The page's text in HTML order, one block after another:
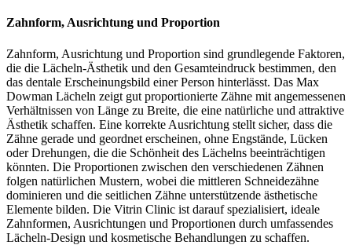
Zahnform, Ausrichtung und Proportion
Zahnform, Ausrichtung und Proportion sind grundlegende Faktoren,
die die Lächeln-Ästhetik und den Gesamteindruck bestimmen, den
das dentale Erscheinungsbild einer Person hinterlässt. Das Max
Dowman Lächeln zeigt gut proportionierte Zähne mit angemessenen
Verhältnissen von Länge zu Breite, die eine natürliche und attraktive
Ästhetik schaffen. Eine korrekte Ausrichtung stellt sicher, dass die
Zähne gerade und geordnet erscheinen, ohne Engstände, Lücken
oder Drehungen, die die Schönheit des Lächelns beeinträchtigen
könnten. Die Proportionen zwischen den verschiedenen Zähnen
folgen natürlichen Mustern, wobei die mittleren Schneidezähne
dominieren und die seitlichen Zähne unterstützende ästhetische
Elemente bilden. Die Vitrin Clinic ist darauf spezialisiert, ideale
Zahnformen, Ausrichtungen und Proportionen durch umfassendes
Lächeln-Design und kosmetische Behandlungen zu schaffen.